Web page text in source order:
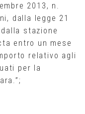
2013, n.
dalla legge 21
stazione
entro un mese
relativo agli
per la